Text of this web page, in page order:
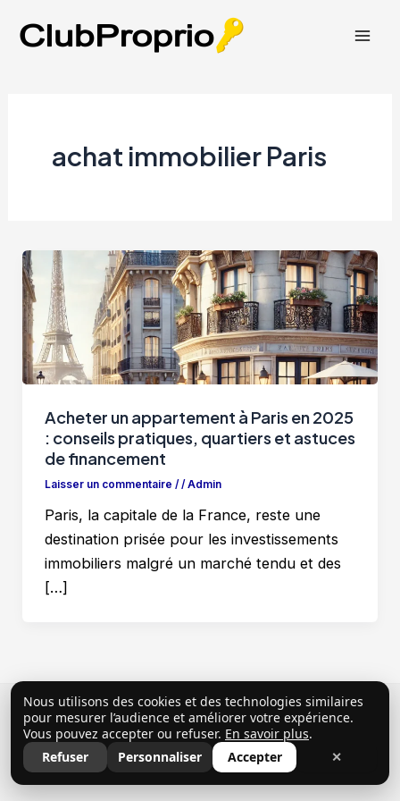
achat immobilier Paris
Acheter un appartement à Paris en 2025
: conseils pratiques, quartiers et astuces
de financement
Laisser un commentaire / / Admin
Paris, la capitale de la France, reste une
destination prisée pour les investissements
immobiliers malgré un marché tendu et des
[…]
Copyright © 2026 ClubProprio |Politique de
confidentialité|Conditions Générales d’Utilisation
Mentions légales
Nous utilisons des cookies et des technologies similaires
pour mesurer l’audience et améliorer votre expérience.
Vous pouvez accepter ou refuser. En savoir plus.
Refuser
Personnaliser Accepter ✕